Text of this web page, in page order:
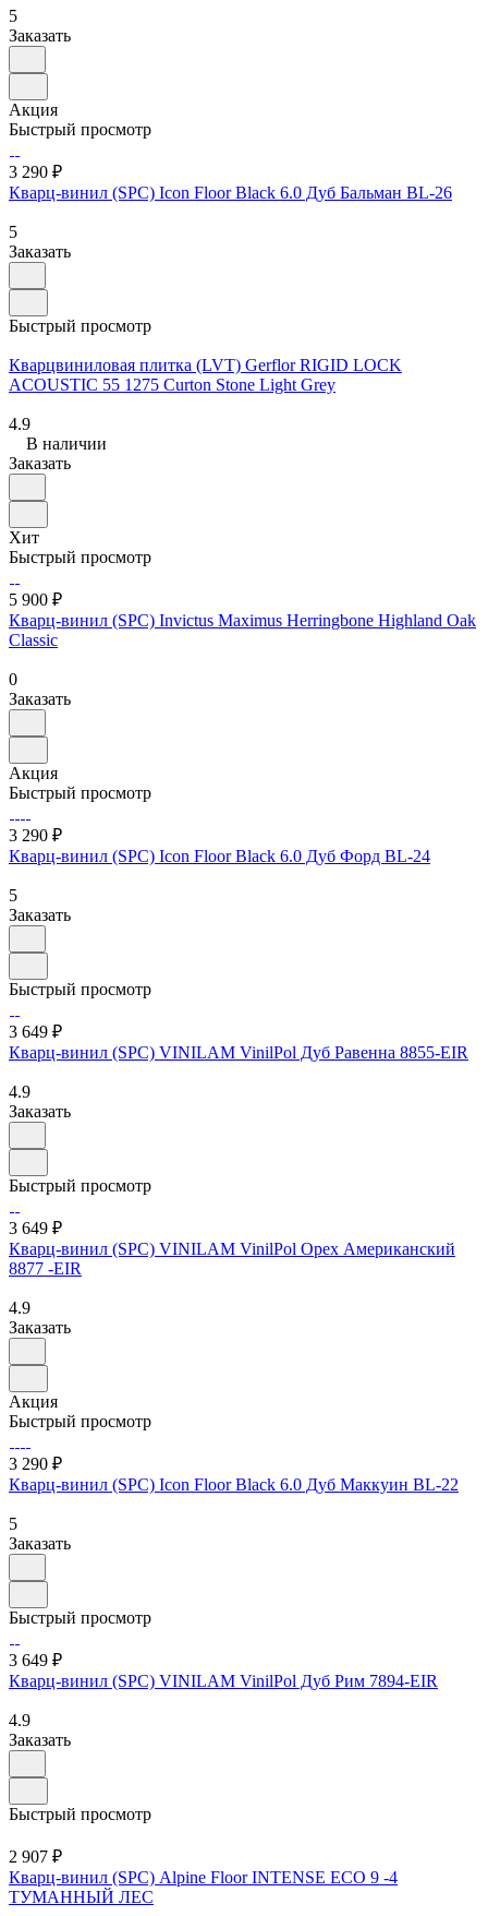
5
Заказать
Акция
Быстрый просмотр
3 290 ₽
Кварц-винил (SPC) Icon Floor Black 6.0 Дуб Бальман BL-26
5
Заказать
Быстрый просмотр
Кварцвиниловая плитка (LVT) Gerflor RIGID LOCK
ACOUSTIC 55 1275 Curton Stone Light Grey
4.9
В наличии
Заказать
Хит
Быстрый просмотр
5 900 ₽
Кварц-винил (SPC) Invictus Maximus Herringbone Highland Oak
Classic
0
Заказать
Акция
Быстрый просмотр
3 290 ₽
Кварц-винил (SPC) Icon Floor Black 6.0 Дуб Форд BL-24
5
Заказать
Быстрый просмотр
3 649 ₽
Кварц-винил (SPC) VINILAM VinilPol Дуб Равенна 8855-EIR
4.9
Заказать
Быстрый просмотр
3 649 ₽
Кварц-винил (SPC) VINILAM VinilPol Орех Американский
8877 -EIR
4.9
Заказать
Акция
Быстрый просмотр
3 290 ₽
Кварц-винил (SPC) Icon Floor Black 6.0 Дуб Маккуин BL-22
5
Заказать
Быстрый просмотр
3 649 ₽
Кварц-винил (SPC) VINILAM VinilPol Дуб Рим 7894-EIR
4.9
Заказать
Быстрый просмотр
2 907 ₽
Кварц-винил (SPC) Alpine Floor INTENSE ECO 9 -4
ТУМАННЫЙ ЛЕС